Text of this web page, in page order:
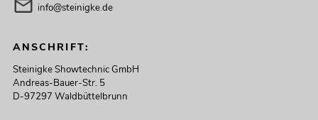
info@steinigke.de
ANSCHRIFT:
Steinigke Showtechnic GmbH
Andreas-Bauer-Str. 5
D-97297 Waldbüttelbrunn